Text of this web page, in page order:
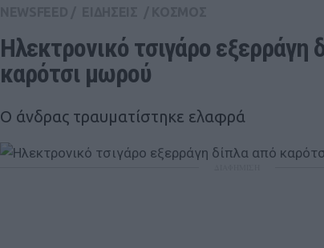
Ηλεκτρονικό τσιγάρο εξερράγη
καρότσι μωρού
Ο άνδρας τραυματίστηκε ελαφρά